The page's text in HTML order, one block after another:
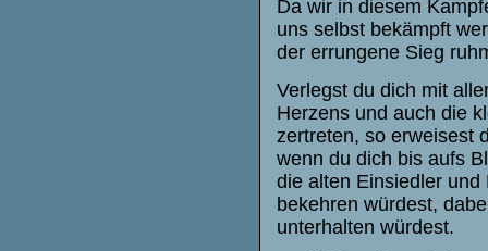
Da wir in diesem
uns selbst bekämpft
der errungene Sieg
Verlegst du dich mit
Herzens und auch die
zertreten, so erweisest
wenn du dich bis aufs
die alten Einsiedler und
bekehren würdest,
unterhalten würdest.